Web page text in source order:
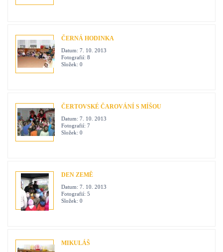
ČERNÁ HODINKA
Datum: 7. 10. 2013
Fotografií: 8
Složek: 0
ČERTOVSKÉ ČAROVÁNÍ S MÍŠOU
Datum: 7. 10. 2013
Fotografií: 7
Složek: 0
DEN ZEMĚ
Datum: 7. 10. 2013
Fotografií: 5
Složek: 0
MIKULÁŠ